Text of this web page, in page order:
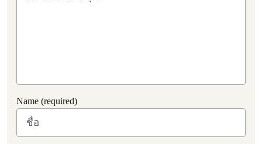
Name (required)